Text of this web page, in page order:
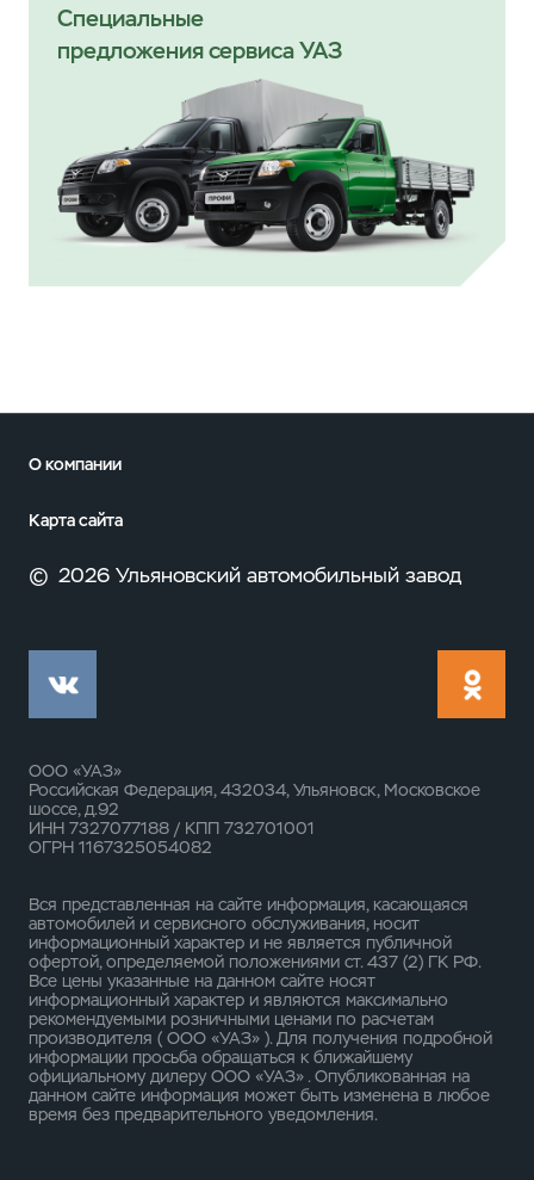
Специальные
предложения сервиса УАЗ
О компании
Карта сайта
© 2026 Ульяновский автомобильный завод
ООО «УАЗ»
Российская Федерация, 432034, Ульяновск, Московское
шоссе, д.92
ИНН 7327077188 / КПП 732701001
ОГРН 1167325054082
Вся представленная на сайте информация, касающаяся
автомобилей и сервисного обслуживания, носит
информационный характер и не является публичной
офертой, определяемой положениями ст. 437 (2) ГК РФ.
Все цены указанные на данном сайте носят
информационный характер и являются максимально
рекомендуемыми розничными ценами по расчетам
производителя ( ООО «УАЗ» ). Для получения подробной
информации просьба обращаться к ближайшему
официальному дилеру ООО «УАЗ» . Опубликованная на
данном сайте информация может быть изменена в любое
время без предварительного уведомления.